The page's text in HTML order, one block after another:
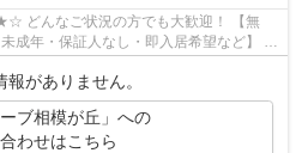
どんなご状況の方でも大歓迎！ 【無
成年・保証人なし・即入居希望など】 ネ
ます‼ ...
報がありません。
ーブ相模が丘」への
わせはこちら